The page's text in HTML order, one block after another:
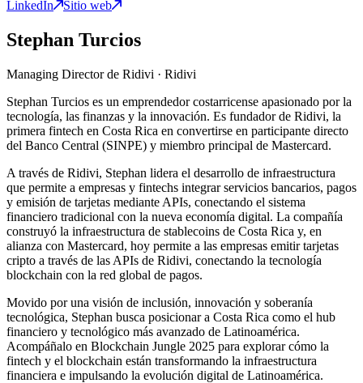
LinkedIn
Sitio web
Stephan Turcios
Managing Director de Ridivi · Ridivi
Stephan Turcios es un emprendedor costarricense apasionado por la
tecnología, las finanzas y la innovación. Es fundador de Ridivi, la
primera fintech en Costa Rica en convertirse en participante directo
del Banco Central (SINPE) y miembro principal de Mastercard.
A través de Ridivi, Stephan lidera el desarrollo de infraestructura
que permite a empresas y fintechs integrar servicios bancarios, pagos
y emisión de tarjetas mediante APIs, conectando el sistema
financiero tradicional con la nueva economía digital. La compañía
construyó la infraestructura de stablecoins de Costa Rica y, en
alianza con Mastercard, hoy permite a las empresas emitir tarjetas
cripto a través de las APIs de Ridivi, conectando la tecnología
blockchain con la red global de pagos.
Movido por una visión de inclusión, innovación y soberanía
tecnológica, Stephan busca posicionar a Costa Rica como el hub
financiero y tecnológico más avanzado de Latinoamérica.
Acompáñalo en Blockchain Jungle 2025 para explorar cómo la
fintech y el blockchain están transformando la infraestructura
financiera e impulsando la evolución digital de Latinoamérica.